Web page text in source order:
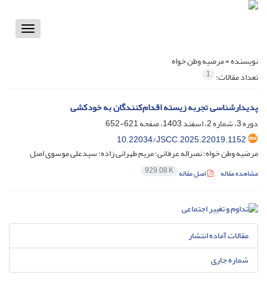
Toggle
نویسنده =مرضیه وطن خواه
تعداد مقالات: 1
پدیدار‌شناسی تجربه زیسته اقدام‌کنندگان به خودکشی
دوره 3، شماره 2، اسفند 1403، صفحه
621-652
10.22034/JSCC.2025.22019.1152
مرضیه وطن خواه؛ نصراله عرفانی؛ مریم طهرانی زاده؛ سیدعلی موسوی اصل
مشاهده مقاله اصل مقاله 929.08 K
مقالات آماده انتشار
شماره جاری